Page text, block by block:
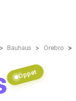
Bauhaus Örebro
Öppet